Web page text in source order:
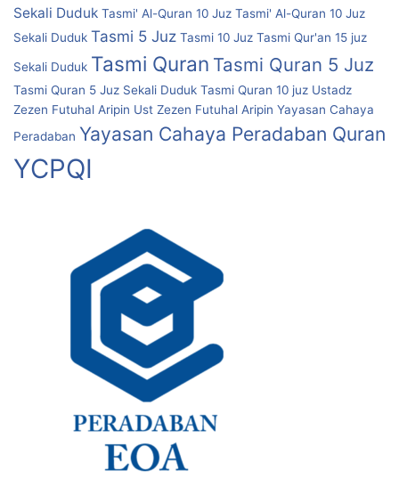
Sekali Duduk Tasmi' Al-Quran 10 Juz Tasmi' Al-Quran 10 Juz
Sekali Duduk Tasmi 5 Juz Tasmi 10 Juz Tasmi Qur'an 15 juz
Sekali Duduk Tasmi Quran Tasmi Quran 5 Juz
Tasmi Quran 5 Juz Sekali Duduk Tasmi Quran 10 juz Ustadz
Zezen Futuhal Aripin Ust Zezen Futuhal Aripin Yayasan Cahaya
Peradaban Yayasan Cahaya Peradaban Quran
YCPQI